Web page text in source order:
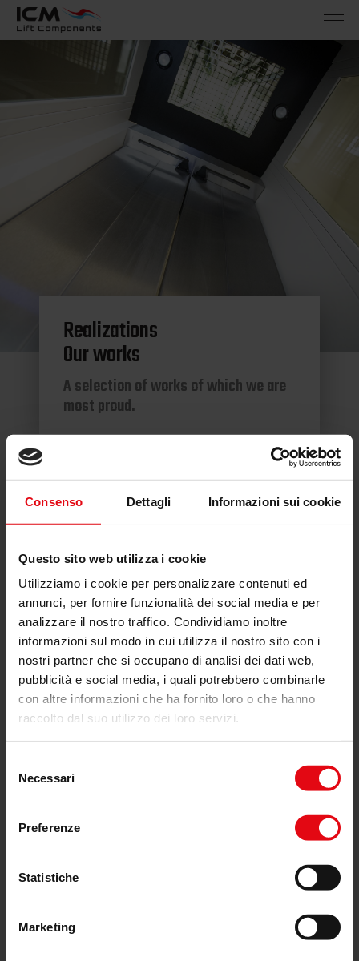
Consenso Dettagli Informazioni sui cookie
Questo sito web utilizza i cookie
Utilizziamo i cookie per personalizzare contenuti ed
annunci, per fornire funzionalità dei social media e per
analizzare il nostro traffico. Condividiamo inoltre
informazioni sul modo in cui utilizza il nostro sito con i
nostri partner che si occupano di analisi dei dati web,
pubblicità e social media, i quali potrebbero combinarle
con altre informazioni che ha fornito loro o che hanno
raccolto dal suo utilizzo dei loro servizi.
delNecessari
Preferenze
Statistiche
Marketing
Realizations
Our works
A selection of works of which we are
most proud.
This page displays some of our finished projects, to
give you an idea of the variety of solutions we can
develop. You can see lift platforms and hoists of
different kinds, designed and installed according to
the contexts in which they were inserted and the
functionality required by the client.